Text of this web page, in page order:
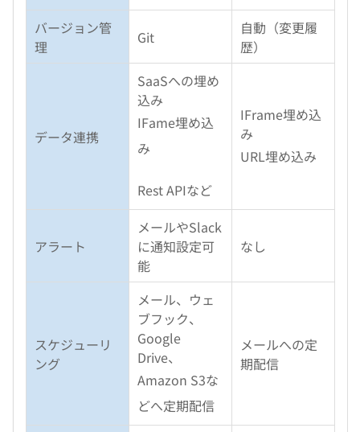
バージョン管
理
Git
自動（変更履
歴）
データ連携
SaaSへの埋め
込み
IFame埋め込
み
Rest APIなど
IFrame埋め込
み
URL埋め込み
アラート
メールやSlack
に通知設定可
能
なし
スケジューリ
ング
メール、ウェ
ブフック、
Google
Drive、
Amazon S3な
どへ定期配信
メールへの定
期配信